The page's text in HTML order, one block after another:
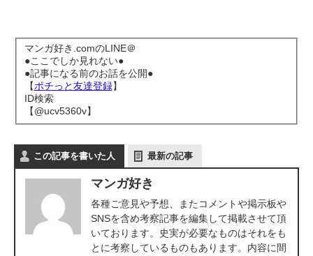
マンガ好き.comのLINE＠
●ここでしか見れない●
●記事になる前のお話を公開●
【ポチっと友達登録】
ID検索
【@ucv5360v】
この記事を書いた人 最新の記事
マンガ好き
各種ご意見や予想、またコメントや掲示板や
SNSを含め考察記事を編集して掲載させて頂
いております。史実が必要なものはそれをも
とに考察しているものもあります。内容に間